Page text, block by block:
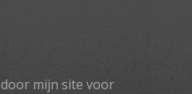
mijn site voor